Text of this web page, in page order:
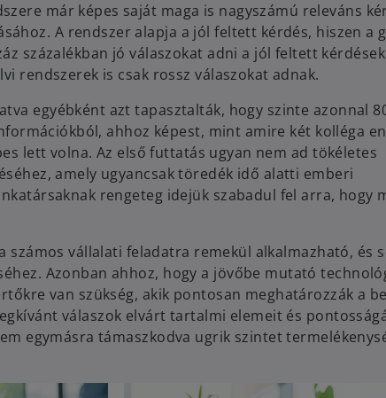
már képes saját maga is nagyszámú releváns
A rendszer alapja a jól feltett kérdés, hiszen a
százalékban jó válaszokat adni a jól feltett
rendszerek is csak rossz válaszokat adnak.
egyébként azt tapasztalták, hogy szinte azonnal
ahhoz képest, mint amire két kolléga
lett volna. Az első futtatás ugyan nem ad tökéletes
amely ugyancsak töredék idő alatti emberi
rengeteg idejük szabadul fel arra, hogy
számos vállalati feladatra remekül alkalmazható, és
Azonban ahhoz, hogy a jövőbe mutató
van szükség, akik pontosan meghatározzák a
válaszok elvárt tartalmi elemeit és
egymásra támaszkodva ugrik szintet